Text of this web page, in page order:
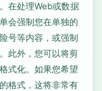
在处理Web或数据
会强制您在单独的
号等内容，或强制
此外，您可以将剪
式化。如果您希望
格式，这将非常有